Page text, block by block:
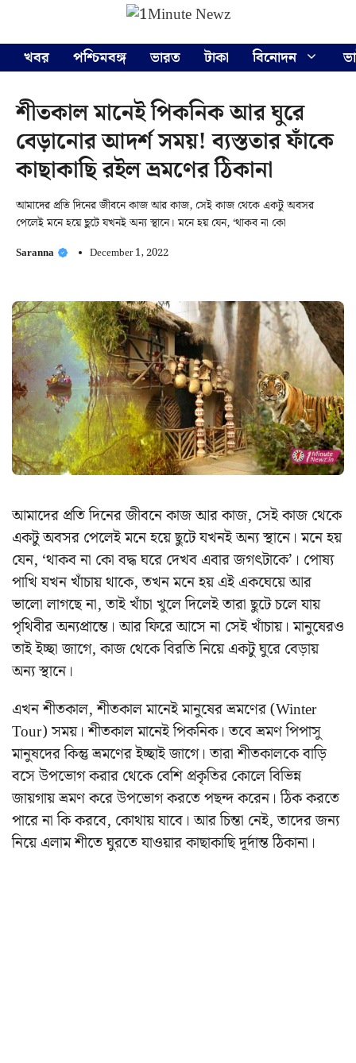
content
খবর
পশ্চিমবঙ্গ ভারত টাকা বিনোদন
শীতকাল মানেই পিকনিক আর ঘুরে
বেড়ানোর আদর্শ সময়! ব্যস্ততার ফাঁকে
কাছাকাছি রইল ভ্রমণের ঠিকানা
আমাদের প্রতি দিনের জীবনে কাজ আর কাজ, সেই কাজ থেকে একটু অবসর
পেলেই মনে হয়ে ছুটে যখনই অন্য স্থানে। মনে হয় যেন, ‘থাকব না কো
Saranna December 1, 2022
আমাদের প্রতি দিনের জীবনে কাজ আর কাজ, সেই কাজ থেকে
একটু অবসর পেলেই মনে হয়ে ছুটে যখনই অন্য স্থানে। মনে হয়
যেন, ‘থাকব না কো বদ্ধ ঘরে দেখব এবার জগৎটাকে’। পোষ্য
পাখি যখন খাঁচায় থাকে, তখন মনে হয় এই একঘেয়ে আর
ভালো লাগছে না, তাই খাঁচা খুলে দিলেই তারা ছুটে চলে যায়
পৃথিবীর অন্যপ্রান্তে। আর ফিরে আসে না সেই খাঁচায়। মানুষেরও
তাই ইচ্ছা জাগে, কাজ থেকে বিরতি নিয়ে একটু ঘুরে বেড়ায়
অন্য স্থানে।
এখন শীতকাল, শীতকাল মানেই মানুষের ভ্রমণের (Winter
Tour) সময়। শীতকাল মানেই পিকনিক। তবে ভ্রমণ পিপাসু
মানুষদের কিন্তু ভ্রমণের ইচ্ছাই জাগে। তারা শীতকালকে বাড়ি
বসে উপভোগ করার থেকে বেশি প্রকৃতির কোলে বিভিন্ন
জায়গায় ভ্রমণ করে উপভোগ করতে পছন্দ করেন। ঠিক করতে
পারে না কি করবে, কোথায় যাবে। আর চিন্তা নেই, তাদের জন্য
নিয়ে এলাম শীতে ঘুরতে যাওয়ার কাছাকাছি দূর্দান্ত ঠিকানা।